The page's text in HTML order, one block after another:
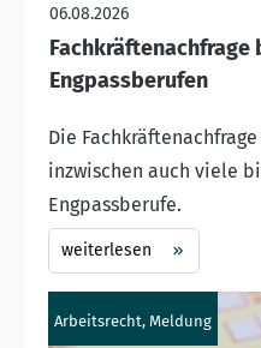
06.08.2026
Engpassberufen
Die
inzwischen auch viele
Engpassberufe.
weiterlesen
Arbeitsrecht, Meldung